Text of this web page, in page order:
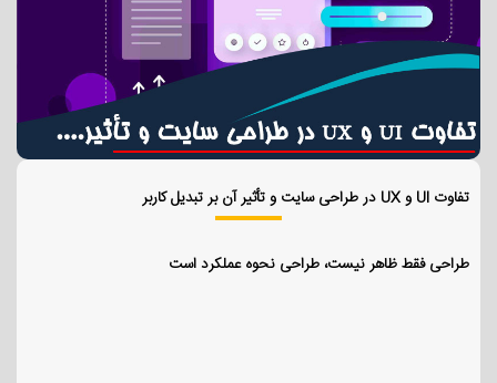
تفاوت UI و UX در طراحی سایت و تأثیر آن بر تبدیل کاربر
طراحی فقط ظاهر نیست، طراحی نحوه عملکرد است